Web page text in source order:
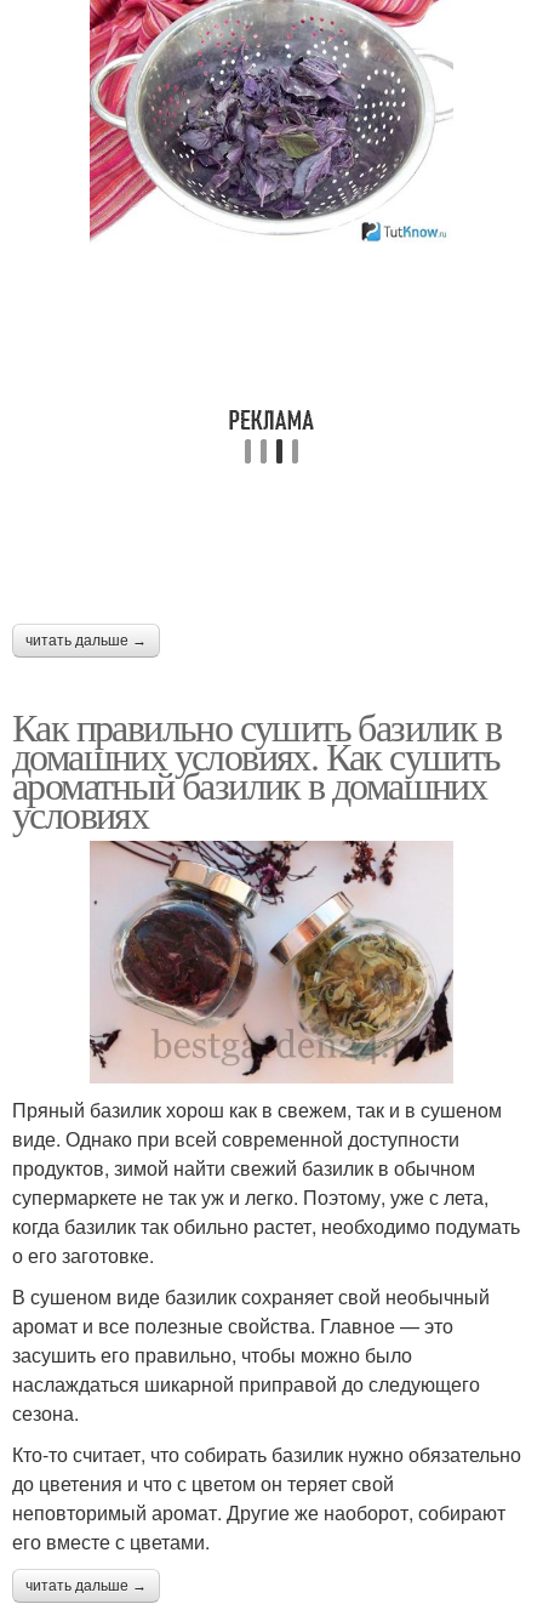
Базилик с петрушкой Аджика с базиликом
Базилик на пару Базилик на сушку
Базилик без сушилки
читать дальше →
Как правильно сушить базилик в
домашних условиях. Как сушить
ароматный базилик в домашних
условиях
Пряный базилик хорош как в свежем, так и в сушеном
виде. Однако при всей современной доступности
продуктов, зимой найти свежий базилик в обычном
супермаркете не так уж и легко. Поэтому, уже с лета,
когда базилик так обильно растет, необходимо подумать
о его заготовке.
В сушеном виде базилик сохраняет свой необычный
аромат и все полезные свойства. Главное — это
засушить его правильно, чтобы можно было
наслаждаться шикарной приправой до следующего
сезона.
Кто-то считает, что собирать базилик нужно обязательно
до цветения и что с цветом он теряет свой
неповторимый аромат. Другие же наоборот, собирают
его вместе с цветами.
читать дальше →